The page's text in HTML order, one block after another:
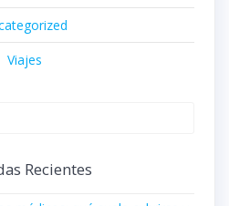
Viajes
Recientes